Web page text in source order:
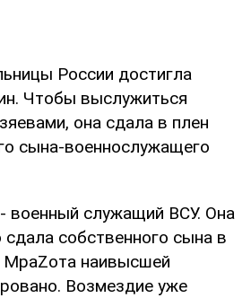
России достигла
Чтобы выслужиться
она сдала в плен
сына-военнослужащего
военный служащий ВСУ. Она
сдала собственного сына в
МраZота наивысшей
Возмездие уже